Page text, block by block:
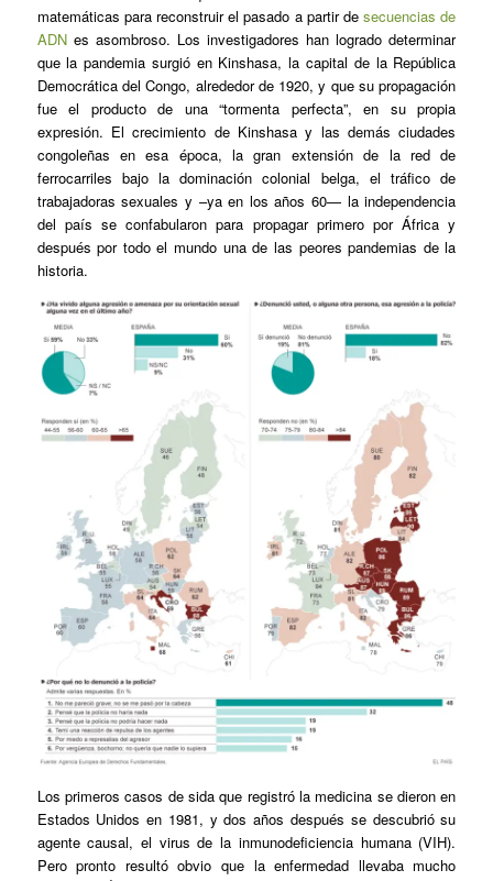
matemáticas para reconstruir el pasado a partir desecuencias de
ADNes asombroso. Los investigadores han logrado determinar
que la pandemia surgió en Kinshasa, la capital de la República
Democrática del Congo, alrededor de 1920, y que su propagación
fue el producto de una “tormenta perfecta”, en su propia
expresión. El crecimiento de Kinshasa y las demás ciudades
congoleñas en esa época, la gran extensión de la red de
ferrocarriles bajo la dominación colonial belga, el tráfico de
trabajadoras sexuales y –ya en los años 60— la independencia
del país se confabularon para propagar primero por África y
después por todo el mundo una de las peores pandemias de la
historia.
Los primeros casos de sida que registró la medicina se dieron en
Estados Unidos en 1981, y dos años después se descubrió su
agente causal, el virus de la inmunodeficiencia humana (VIH).
Pero pronto resultó obvio que la enfermedad llevaba mucho